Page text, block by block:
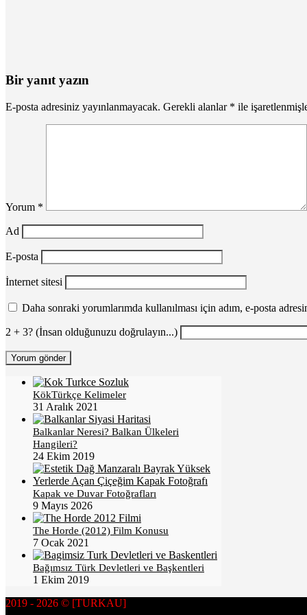
Bir yanıt yazın
E-posta adresiniz yayınlanmayacak. Gerekli alanlar * ile
Yorum *
Ad
E-posta
İnternet sitesi
Daha sonraki yorumlarımda kullanılması için adım, e-posta
2 + 3? (İnsan olduğunuzu doğrulayın...)
KökTürkçe Kelimeler
31 Aralık 2021
Balkanlar Neresi? Balkan Ülkeleri
Hangileri?
24 Ekim 2019
Kapak ve Duvar Fotoğrafları
9 Mayıs 2026
The Horde (2012) Film Konusu
7 Ocak 2021
Bağımsız Türk Devletleri ve Başkentleri
1 Ekim 2019
2019 - 2026 © [TURKAU]